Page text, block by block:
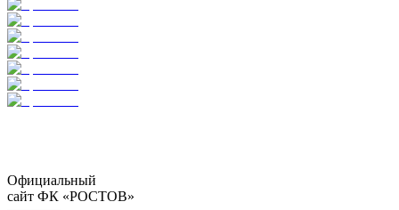
Официальный
сайт ФК «РОСТОВ»